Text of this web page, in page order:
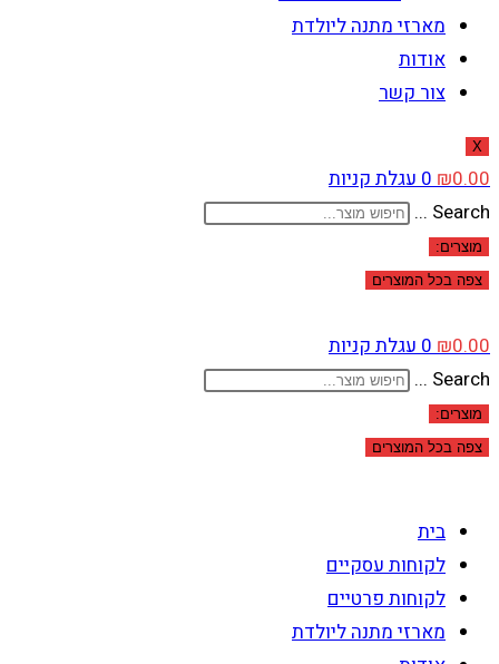
מארזי מתנה ליולדת
אודות
צור קשר
X
₪0.00
0עגלת קניות
Search ...
מוצרים:
צפה בכל המוצרים
₪0.00
0עגלת קניות
Search ...
מוצרים:
צפה בכל המוצרים
בית
לקוחות עסקיים
לקוחות פרטיים
מארזי מתנה ליולדת